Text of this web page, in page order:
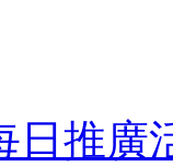
推廣